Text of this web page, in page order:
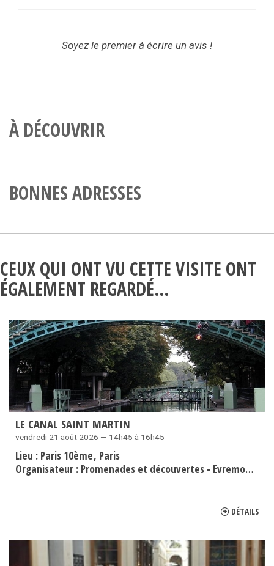
Soyez le premier à écrire un avis !
À DÉCOUVRIR
BONNES ADRESSES
CEUX QUI ONT VU CETTE VISITE ONT
ÉGALEMENT REGARDÉ…
LE CANAL SAINT MARTIN
vendredi 21 août 2026 — 14h45 à 16h45
Lieu : Paris 10ème Paris
Organisateur : Promenades et découvertes - Evremond Bac
DÉTAILS